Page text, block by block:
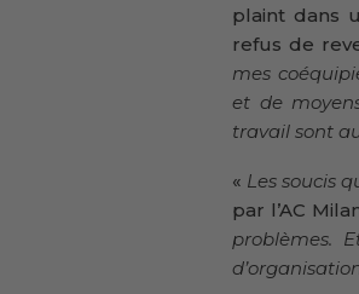
plaint dans
refus de
mes
et de
travail sont
« Les soucis
par l’AC
problèmes.